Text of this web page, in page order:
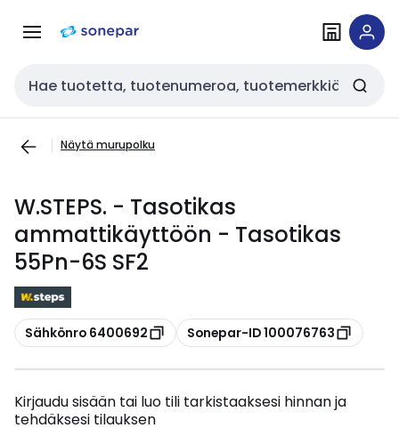
navigointiinsisältöön
Haku
Näytä murupolku
W.STEPS. - Tasotikas
ammattikäyttöön - Tasotikas
55Pn-6S SF2
Kopioi
Sähkönro 6400692 Kopioi
Sonepar-ID 100076763
Kirjaudu sisään tai luo tili tarkistaaksesi hinnan ja
tehdäksesi tilauksen